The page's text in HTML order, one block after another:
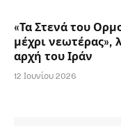
«Τα Στενά του
μέχρι νεωτέρας»,
αρχή του Ιράν
12 Ιουνίου 2026